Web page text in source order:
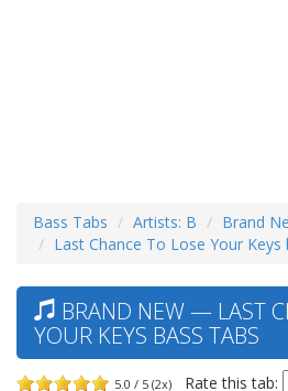
Bass Tabs Artists: B
Brand
Last Chance To Lose Your Keys
BRAND NEW — LAST
YOUR KEYS BASS TABS
5.0 / 5 (2x) Rate this tab: